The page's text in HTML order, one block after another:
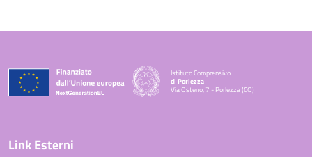
Istituto Comprensivo
di Porlezza
Via Osteno, 7 - Porlezza (CO)
Link Esterni